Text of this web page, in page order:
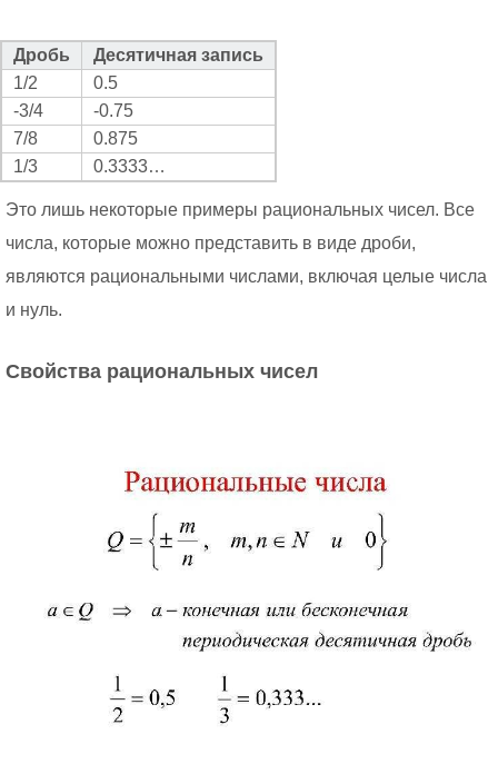
Дробь
Десятичная запись
1/2
0.5
-3/4
-0.75
7/8
0.875
1/3
0.3333…
Это лишь некоторые примеры рациональных чисел. Все
числа, которые можно представить в виде дроби,
являются рациональными числами, включая целые числа
и нуль.
Свойства рациональных чисел